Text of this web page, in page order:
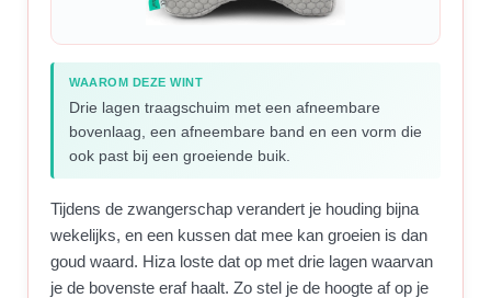
WAAROM DEZE WINT
Drie lagen traagschuim met een afneembare
bovenlaag, een afneembare band en een vorm die
ook past bij een groeiende buik.
Tijdens de zwangerschap verandert je houding bijna
wekelijks, en een kussen dat mee kan groeien is dan
goud waard. Hiza loste dat op met drie lagen waarvan
je de bovenste eraf haalt. Zo stel je de hoogte af op je